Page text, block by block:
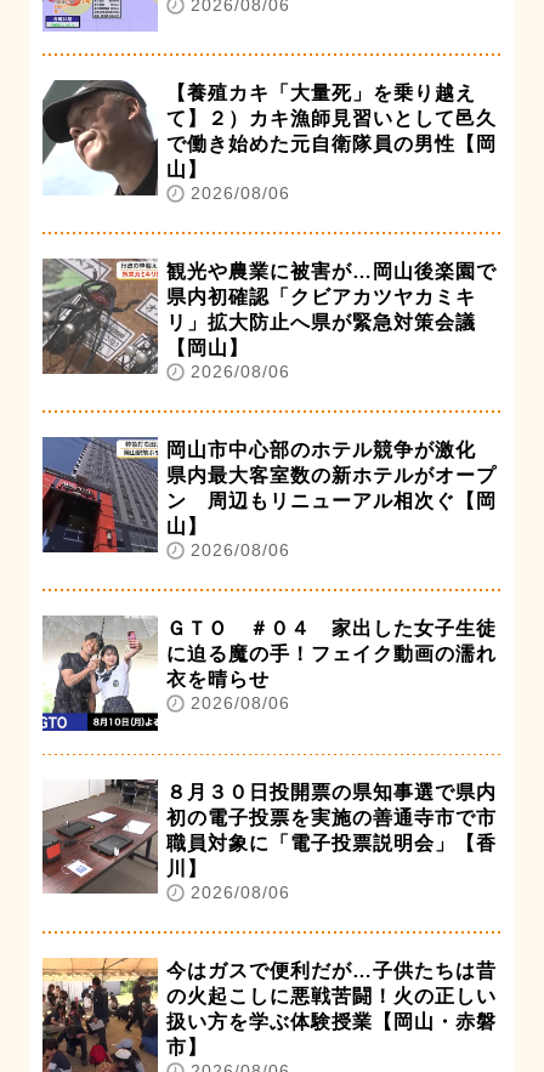
2026/08/06
【養殖カキ「大量死」を乗り越え
て】２）カキ漁師見習いとして邑久
で働き始めた元自衛隊員の男性【岡
山】
2026/08/06
観光や農業に被害が…岡山後楽園で
県内初確認「クビアカツヤカミキ
リ」拡大防止へ県が緊急対策会議
【岡山】
2026/08/06
岡山市中心部のホテル競争が激化
県内最大客室数の新ホテルがオープ
ン 周辺もリニューアル相次ぐ【岡
山】
2026/08/06
ＧＴＯ ＃０４ 家出した女子生徒
に迫る魔の手！フェイク動画の濡れ
衣を晴らせ
2026/08/06
８月３０日投開票の県知事選で県内
初の電子投票を実施の善通寺市で市
職員対象に「電子投票説明会」【香
川】
2026/08/06
今はガスで便利だが…子供たちは昔
の火起こしに悪戦苦闘！火の正しい
扱い方を学ぶ体験授業【岡山・赤磐
市】